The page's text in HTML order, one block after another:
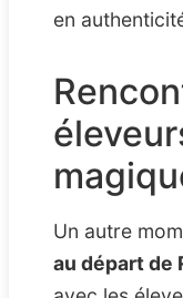
en
Un autre
au départ de